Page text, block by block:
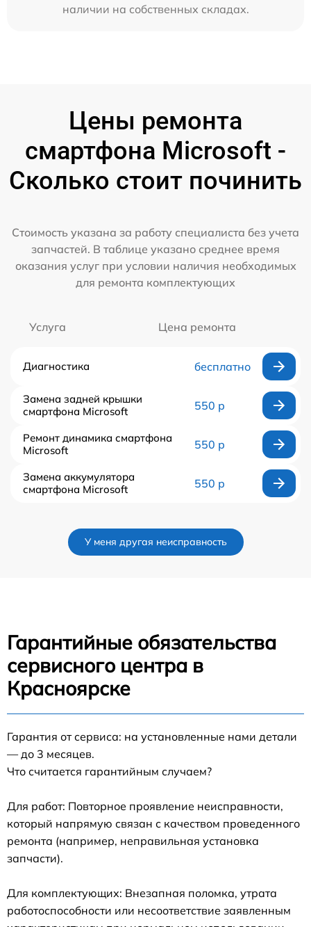
наличии на собственных складах.
Цены ремонта
смартфона Microsoft -
Сколько стоит починить
Стоимость указана за работу специалиста без учета
запчастей. В таблице указано среднее время
оказания услуг при условии наличия необходимых
для ремонта комплектующих
Услуга Цена ремонта
Диагностика бесплатно
Замена задней крышки
смартфона Microsoft
550 р
Ремонт динамика смартфона
Microsoft
550 р
Замена аккумулятора
смартфона Microsoft
550 р
У меня другая неисправность
Гарантийные обязательства
сервисного центра в
Красноярске
Гарантия от сервиса: на установленные нами детали
— до 3 месяцев.
Что считается гарантийным случаем?
Для работ: Повторное проявление неисправности,
который напрямую связан с качеством проведенного
ремонта (например, неправильная установка
запчасти).
Для комплектующих: Внезапная поломка, утрата
работоспособности или несоответствие заявленным